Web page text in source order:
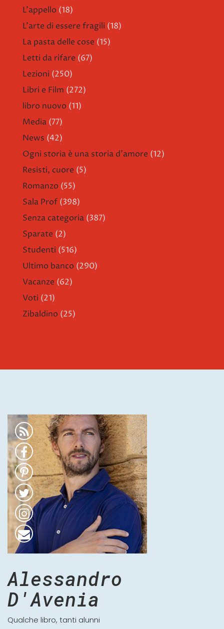
L'appello (18)
L'arte di essere fragili (18)
La pasta delle cose (15)
Letti da rifare (67)
Lezioni (250)
Libri e Film (272)
libro nuovo (11)
Media (77)
News (42)
Ogni storia è una storia d'amore (12)
Resisti, cuore (5)
Romanzo (55)
Sala Prof (398)
Senza categoria (387)
Sparate (2)
Studenti (516)
Ultimo banco (290)
Vacanze (62)
Voti (21)
Zibaldino (25)
Alessandro
D'Avenia
Qualche libro, tanti alunni